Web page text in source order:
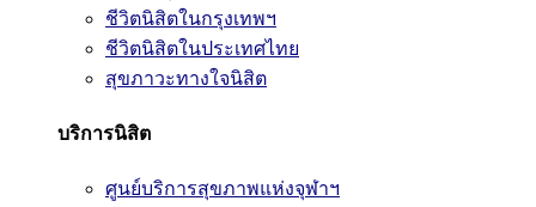
ชีวิตนิสิตในกรุงเทพฯ
ชีวิตนิสิตในประเทศไทย
สุขภาวะทางใจนิสิต
บริการนิสิต
ศูนย์บริการสุขภาพแห่งจุฬาฯ